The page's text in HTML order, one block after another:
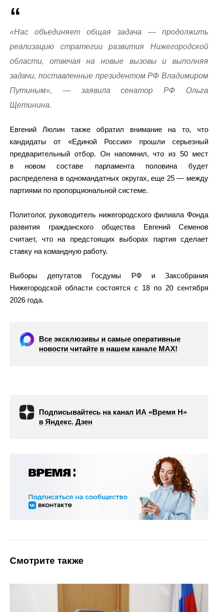
«Нас объединяет общая задача — продолжить
реализацию стратегии развития Нижегородской
области, отвечая на новые вызовы и выполняя
задачи, поставленные президентом РФ Владимиром
Путиным», — заявила сенатор РФ Ольга
Щетинина.
Евгений Люлин также обратил внимание на то, что
кандидаты от «Единой России» прошли серьезный
предварительный отбор. Он напомнил, что из 50 мест
в новом составе парламента половина будет
распределена в одномандатных округах, еще 25 — между
партиями по пропорциональной системе.
Политолог, руководитель нижегородского филиала Фонда
развития гражданского общества Евгений Семенов
считает, что на предстоящих выборах партия сделает
ставку на командную работу.
Выборы депутатов Госдумы РФ и Заксобрания
Нижегородской области состоятся с 18 по 20 сентября
2026 года.
Все эксклюзивы и самые оперативные
новости читайте в нашем канале МАХ!
Подписывайтесь на канал ИА «Время Н»
в Яндекс. Дзен
Смотрите также